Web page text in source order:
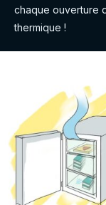
chaque ouverture
thermique !